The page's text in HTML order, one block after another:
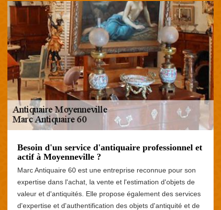
Besoin d'un service d'antiquaire professionnel et
actif à Moyenneville ?
Marc Antiquaire 60 est une entreprise reconnue pour son
expertise dans l'achat, la vente et l'estimation d'objets de
valeur et d'antiquités. Elle propose également des services
d'expertise et d'authentification des objets d'antiquité et de